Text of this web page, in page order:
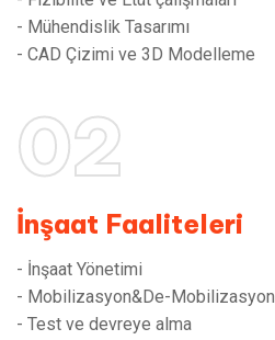
- Mühendislik Tasarımı
- CAD Çizimi ve 3D Modelleme
02
İnşaat Faaliteleri
- İnşaat Yönetimi
- Mobilizasyon&De-Mobilizasyon
- Test ve devreye alma